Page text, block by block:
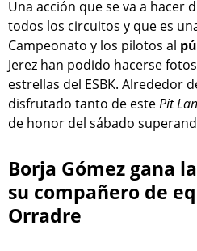
Una acción que se va a hacer
todos los circuitos y que es
Campeonato y los pilotos al
Jerez han podido hacerse
estrellas del ESBK. Alrededor
disfrutado tanto de estePit
de honor del sábado
Borja Gómez gana
su compañero de
Orradre